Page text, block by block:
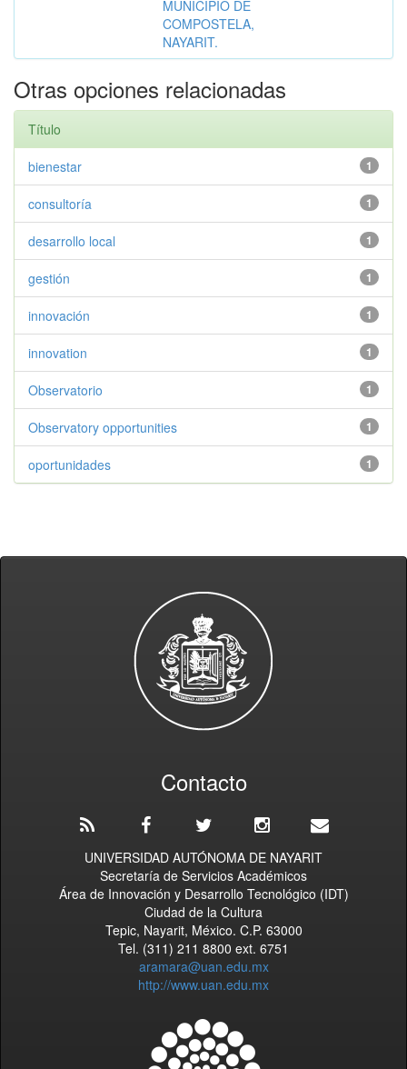
MUNICIPIO DE
COMPOSTELA,
NAYARIT.
Otras opciones relacionadas
Título
1
bienestar
1
consultoría
1
desarrollo local
1
gestión
1
innovación
1
innovation
1
Observatorio
1
Observatory opportunities
1
oportunidades
Contacto
UNIVERSIDAD AUTÓNOMA DE NAYARIT
Secretaría de Servicios Académicos
Área de Innovación y Desarrollo Tecnológico (IDT)
Ciudad de la Cultura
Tepic, Nayarit, México. C.P. 63000
Tel. (311) 211 8800 ext. 6751
aramara@uan.edu.mx
http://www.uan.edu.mx